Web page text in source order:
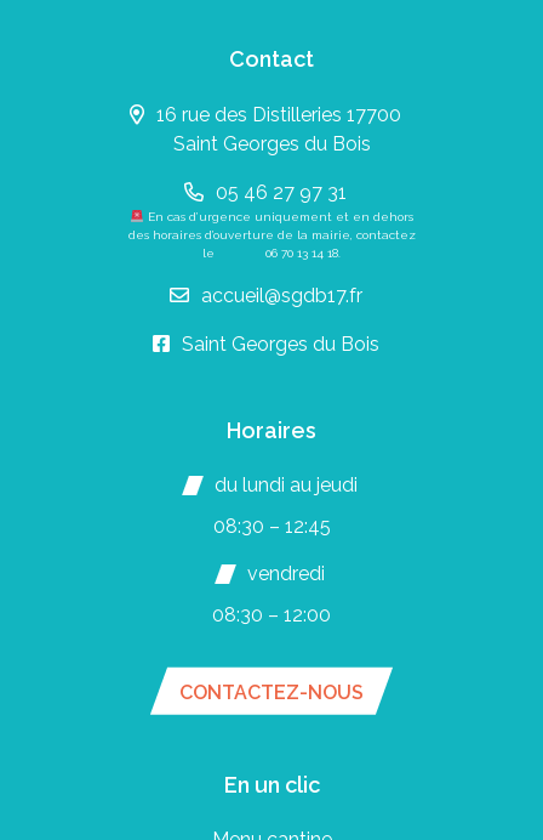
Contact
16 rue des Distilleries 17700
Saint Georges du Bois
05 46 27 97 31
En cas d’urgence uniquement et en dehors
des horaires d’ouverture de la mairie, contactez
le 06 70 13 14 18
accueil@sgdb17.fr
Saint Georges du Bois
Horaires
du lundi au jeudi
08:30 – 12:45
vendredi
08:30 – 12:00
CONTACTEZ-NOUS
En un clic